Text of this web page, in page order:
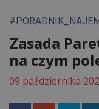
Zasada
na czym
09 października